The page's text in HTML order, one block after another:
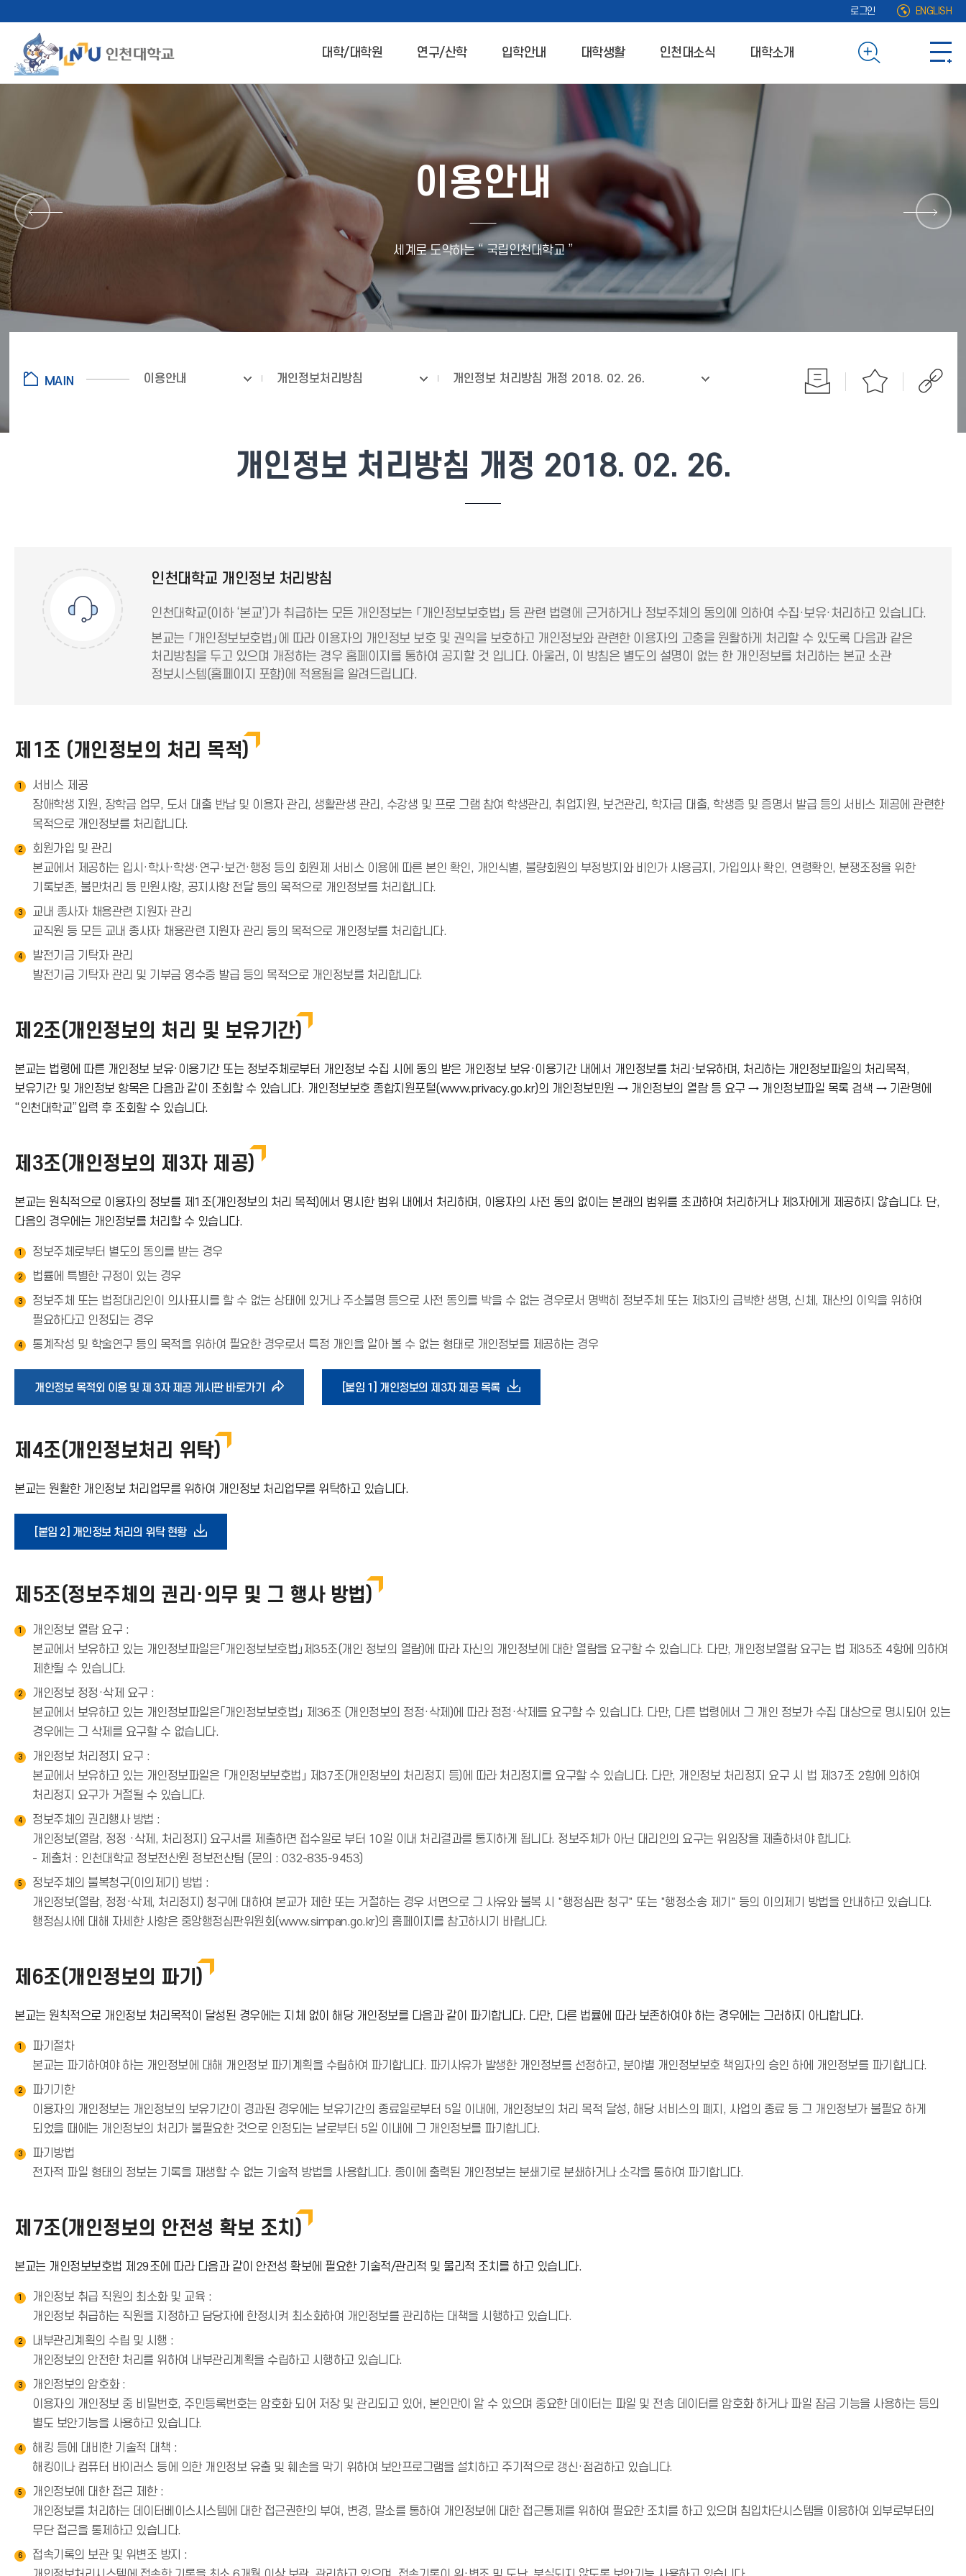
로그인 ENGLISH
대학/대학원 연구/산학 입학안내 대학생활 인천대소식 대학소개
이용안내
세계로 도약하는 “ 국립인천대학교 ”
이용안내 개인정보처리방침 개인정보 처리방침 개정 2018. 02. 26.
개인정보 처리방침 개정 2018. 02. 26.
인천대학교 개인정보 처리방침
인천대학교(이하 ‘본교’)가 취급하는 모든 개인정보는 「개인정보보호법」 등 관련 법령에 근거하거나 정보주체의 동의에 의하여 수집·보유·처리하고 있습니다.
본교는 「개인정보보호법」에 따라 이용자의 개인정보 보호 및 권익을 보호하고 개인정보와 관련한 이용자의 고충을 원활하게 처리할 수 있도록 다음과 같은
처리방침을 두고 있으며 개정하는 경우 홈페이지를 통하여 공지할 것 입니다. 아울러, 이 방침은 별도의 설명이 없는 한 개인정보를 처리하는 본교 소관
정보시스템(홈페이지 포함)에 적용됨을 알려드립니다.
제1조 (개인정보의 처리 목적)
1
서비스 제공
장애학생 지원, 장학금 업무, 도서 대출 반납 및 이용자 관리, 생활관생 관리, 수강생 및 프로 그램 참여 학생관리, 취업지원, 보건관리, 학자금 대출, 학생증 및 증명서 발급 등의 서비스 제공에 관련한
목적으로 개인정보를 처리합니다.
2
회원가입 및 관리
본교에서 제공하는 입시·학사·학생·연구·보건·행정 등의 회원제 서비스 이용에 따른 본인 확인, 개인식별, 불량회원의 부정방지와 비인가 사용금지, 가입의사 확인, 연령확인, 분쟁조정을 위한
기록보존, 불만처리 등 민원사항, 공지사항 전달 등의 목적으로 개인정보를 처리합니다.
3
교내 종사자 채용관련 지원자 관리
교직원 등 모든 교내 종사자 채용관련 지원자 관리 등의 목적으로 개인정보를 처리합니다.
4
발전기금 기탁자 관리
발전기금 기탁자 관리 및 기부금 영수증 발급 등의 목적으로 개인정보를 처리합니다.
제2조(개인정보의 처리 및 보유기간)
본교는 법령에 따른 개인정보 보유·이용기간 또는 정보주체로부터 개인정보 수집 시에 동의 받은 개인정보 보유·이용기간 내에서 개인정보를 처리·보유하며, 처리하는 개인정보파일의 처리목적,
보유기간 및 개인정보 항목은 다음과 같이 조회할 수 있습니다. 개인정보보호 종합지원포털(www.privacy.go.kr)의 개인정보민원 → 개인정보의 열람 등 요구 → 개인정보파일 목록 검색 → 기관명에
“인천대학교”입력 후 조회할 수 있습니다.
제3조(개인정보의 제3자 제공)
본교는 원칙적으로 이용자의 정보를 제1조(개인정보의 처리 목적)에서 명시한 범위 내에서 처리하며, 이용자의 사전 동의 없이는 본래의 범위를 초과하여 처리하거나 제3자에게 제공하지 않습니다. 단,
다음의 경우에는 개인정보를 처리할 수 있습니다.
1 정보주체로부터 별도의 동의를 받는 경우
2 법률에 특별한 규정이 있는 경우
3
정보주체 또는 법정대리인이 의사표시를 할 수 없는 상태에 있거나 주소불명 등으로 사전 동의를 박을 수 없는 경우로서 명백히 정보주체 또는 제3자의 급박한 생명, 신체, 재산의 이익을 위하여
필요하다고 인정되는 경우
4 통계작성 및 학술연구 등의 목적을 위하여 필요한 경우로서 특정 개인을 알아 볼 수 없는 형태로 개인정보를 제공하는 경우
개인정보 목적외 이용 및 제 3자 제공 게시판 바로가기 바
기
콘
[붙임 1] 개인정보의 제3자 제공 목록다
제4조(개인정보처리 위탁)
본교는 원활한 개인정보 처리업무를 위하여 개인정보 처리업무를 위탁하고 있습니다.
[붙임 2] 개인정보 처리의 위탁 현황다
로
이
제5조(정보주체의 권리·의무 및 그 행사 방법)
1
개인정보 열람 요구 :
본교에서 보유하고 있는 개인정보파일은「개인정보보호법」제35조(개인 정보의 열람)에 따라 자신의 개인정보에 대한 열람을 요구할 수 있습니다. 다만, 개인정보열람 요구는 법 제35조 4항에 의하여
제한될 수 있습니다.
2
개인정보 정정·삭제 요구 :
본교에서 보유하고 있는 개인정보파일은「개인정보보호법」 제36조 (개인정보의 정정·삭제)에 따라 정정·삭제를 요구할 수 있습니다. 다만, 다른 법령에서 그 개인 정보가 수집 대상으로 명시되어 있는
경우에는 그 삭제를 요구할 수 없습니다.
3
개인정보 처리정지 요구 :
본교에서 보유하고 있는 개인정보파일은 「개인정보보호법」 제37조(개인정보의 처리정지 등)에 따라 처리정지를 요구할 수 있습니다. 다만, 개인정보 처리정지 요구 시 법 제37조 2항에 의하여
처리정지 요구가 거절될 수 있습니다.
4
정보주체의 권리행사 방법 :
개인정보(열람, 정정 ·삭제, 처리정지) 요구서를 제출하면 접수일로 부터 10일 이내 처리결과를 통지하게 됩니다. 정보주체가 아닌 대리인의 요구는 위임장을 제출하셔야 합니다.
- 제출처 : 인천대학교 정보전산원 정보전산팀 (문의 : 032-835-9453)
5
정보주체의 불복청구(이의제기) 방법 :
개인정보(열람, 정정·삭제, 처리정지) 청구에 대하여 본교가 제한 또는 거절하는 경우 서면으로 그 사유와 불복 시 "행정심판 청구" 또는 "행정소송 제기" 등의 이의제기 방법을 안내하고 있습니다.
행정심사에 대해 자세한 사항은 중앙행정심판위원회(www.simpan.go.kr)의 홈페이지를 참고하시기 바랍니다.
제6조(개인정보의 파기)
본교는 원칙적으로 개인정보 처리목적이 달성된 경우에는 지체 없이 해당 개인정보를 다음과 같이 파기합니다. 다만, 다른 법률에 따라 보존하여야 하는 경우에는 그러하지 아니합니다.
1
파기절차
본교는 파기하여야 하는 개인정보에 대해 개인정보 파기계획을 수립하여 파기합니다. 파기사유가 발생한 개인정보를 선정하고, 분야별 개인정보보호 책임자의 승인 하에 개인정보를 파기합니다.
2
파기기한
이용자의 개인정보는 개인정보의 보유기간이 경과된 경우에는 보유기간의 종료일로부터 5일 이내에, 개인정보의 처리 목적 달성, 해당 서비스의 폐지, 사업의 종료 등 그 개인정보가 불필요 하게
되었을 때에는 개인정보의 처리가 불필요한 것으로 인정되는 날로부터 5일 이내에 그 개인정보를 파기합니다.
3
파기방법
전자적 파일 형태의 정보는 기록을 재생할 수 없는 기술적 방법을 사용합니다. 종이에 출력된 개인정보는 분쇄기로 분쇄하거나 소각을 통하여 파기합니다.
제7조(개인정보의 안전성 확보 조치)
본교는 개인정보보호법 제29조에 따라 다음과 같이 안전성 확보에 필요한 기술적/관리적 및 물리적 조치를 하고 있습니다.
1
개인정보 취급 직원의 최소화 및 교육 :
개인정보 취급하는 직원을 지정하고 담당자에 한정시켜 최소화하여 개인정보를 관리하는 대책을 시행하고 있습니다.
2
내부관리계획의 수립 및 시행 :
개인정보의 안전한 처리를 위하여 내부관리계획을 수립하고 시행하고 있습니다.
3
개인정보의 암호화 :
이용자의 개인정보 중 비밀번호, 주민등록번호는 암호화 되어 저장 및 관리되고 있어, 본인만이 알 수 있으며 중요한 데이터는 파일 및 전송 데이터를 암호화 하거나 파일 잠금 기능을 사용하는 등의
별도 보안기능을 사용하고 있습니다.
4
해킹 등에 대비한 기술적 대책 :
해킹이나 컴퓨터 바이러스 등에 의한 개인정보 유출 및 훼손을 막기 위하여 보안프로그램을 설치하고 주기적으로 갱신·점검하고 있습니다.
5
개인정보에 대한 접근 제한 :
개인정보를 처리하는 데이터베이스시스템에 대한 접근권한의 부여, 변경, 말소를 통하여 개인정보에 대한 접근통제를 위하여 필요한 조치를 하고 있으며 침입차단시스템을 이용하여 외부로부터의
무단 접근을 통제하고 있습니다.
6
접속기록의 보관 및 위변조 방지 :